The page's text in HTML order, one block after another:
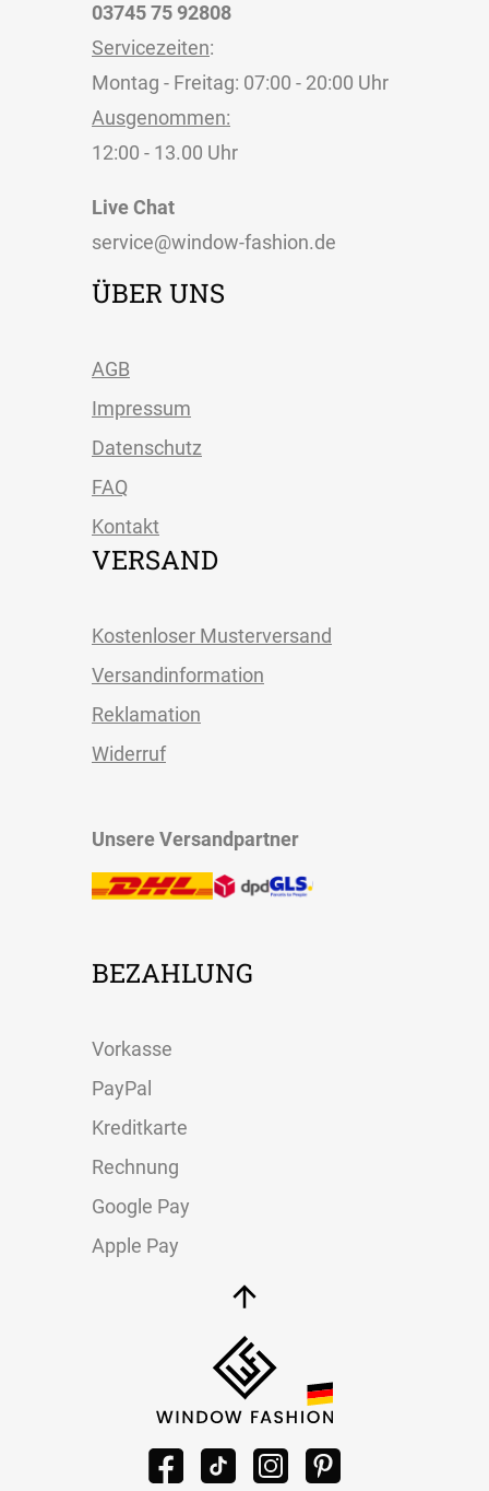
03745 75 92808
Servicezeiten:
Montag - Freitag: 07:00 - 20:00 Uhr
Ausgenommen:
12:00 - 13.00 Uhr
Live Chat
service@window-fashion.de
ÜBER UNS
AGB
Impressum
Datenschutz
FAQ
Kontakt
VERSAND
Kostenloser Musterversand
Versandinformation
Reklamation
Widerruf
Unsere Versandpartner
BEZAHLUNG
Vorkasse
PayPal
Kreditkarte
Rechnung
Google Pay
Apple Pay